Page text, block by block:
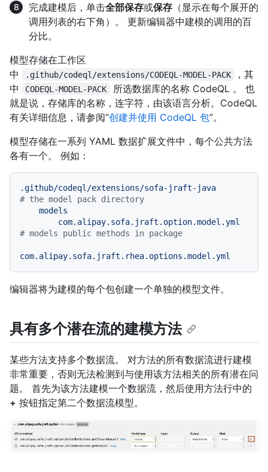
完成建模后，单击全部保存或保存 （显示在每个展开的
调用列表的右下角）。 更新编辑器中建模的调用的百
分比。
模型存储在工作区
中
.github/codeql/extensions/CODEQL-MODEL-PACK
，其
中
CODEQL-MODEL-PACK
所选数据库的名称 CodeQL 。 也
就是说，存储库的名称，连字符，由该语言分析。CodeQL
有关详细信息，请参阅“创建并使用 CodeQL 包”。
模型存储在一系列 YAML 数据扩展文件中，每个公共方法
各有一个。 例如：
.github/codeql/extensions/sofa-jraft-java
# the model pack directory
models
com.alipay.sofa.jraft.option.model.yml
# models public methods in package
com.alipay.sofa.jraft.rhea.options.model.yml
编辑器将为建模的每个包创建一个单独的模型文件。
具有多个潜在流的建模方法
某些方法支持多个数据流。 对方法的所有数据流进行建模
非常重要，否则无法检测到与使用该方法相关的所有潜在问
题。 首先为该方法建模一个数据流，然后使用方法行中的
+ 按钮指定第二个数据流模型。